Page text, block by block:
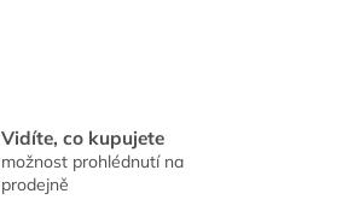
Vidíte, co kupujete
možnost prohlédnutí na
prodejně